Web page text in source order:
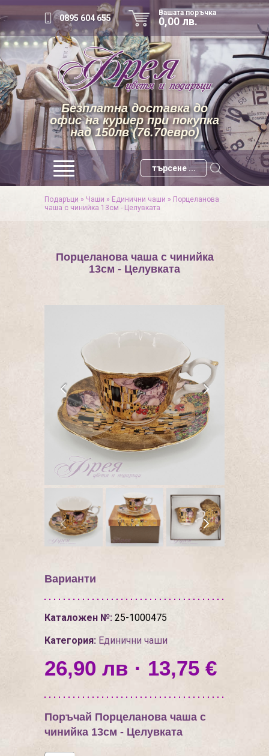
0895 604 655
Вашата поръчка
0,00 лв.
Безплатна доставка до
офис на куриер при покупка
над 150лв (76.70евро)
Подаръци » Чаши » Единични чаши » Порцеланова
чаша с чинийка 13см - Целувката
Порцеланова чаша с чинийка
13см - Целувката
Варианти
Каталожен №: 25-1000475
Категория: Единични чаши
26,90 лв · 13,75 €
Поръчай Порцеланова чаша с
чинийка 13см - Целувката